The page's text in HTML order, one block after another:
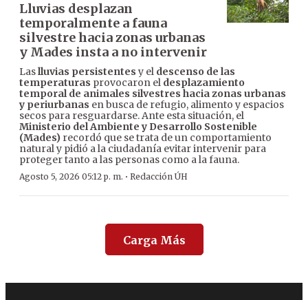
Lluvias desplazan
temporalmente a fauna
silvestre hacia zonas urbanas
y Mades insta a no intervenir
Laslluvias persistentes y el descenso de las
temperaturas provocaron el desplazamiento
temporal de animales silvestres hacia zonas urbanas
y periurbanas en busca de refugio, alimento y espacios
secos para resguardarse. Ante esta situación, el
Ministerio del Ambiente y Desarrollo Sostenible
(Mades) recordó que se trata de un comportamiento
natural y pidió a la ciudadanía evitar intervenir para
proteger tanto a las personas como a la fauna.
Agosto 5, 2026 05:12 p. m. · Redacción ÚH
Carga Más